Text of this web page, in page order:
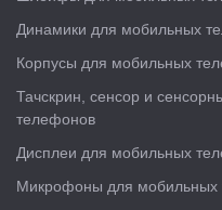
Динамики для мобильных
Корпусы для мобильных
Тачскрин, сенсор и
телефонов
Дисплеи для мобильных
Микрофоны для мобильных